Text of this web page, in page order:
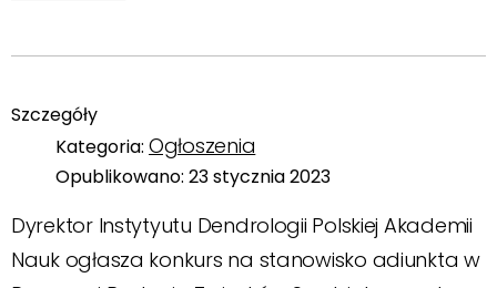
Szczegóły
Kategoria: Ogłoszenia
Opublikowano: 23 stycznia 2023
Dyrektor Instytyutu Dendrologii Polskiej Akademii
Nauk ogłasza konkurs na stanowisko adiunkta w